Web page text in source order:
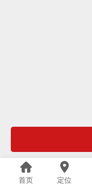
首页 定位